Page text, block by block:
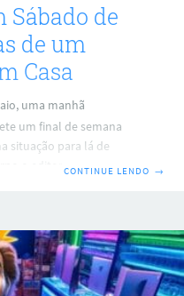
Sábado de
de um
Casa
uma manhã
um final de semana
situação para lá de
o editor freelancer:
e o blog para atrair o
fazer malabarismos com
CONTINUE LENDO →